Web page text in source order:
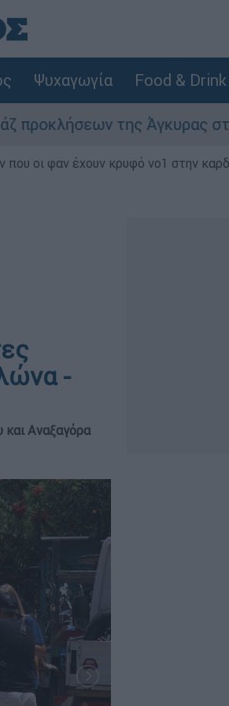
Ψυχαγωγία Food & Drink
της Άγκυρας στο Αιγαίο:
οι φαν έχουν κρυφό νο1 στην
-
Αναξαγόρα